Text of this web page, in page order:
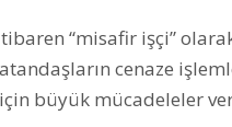
“misafir işçi”
cenaze
büyük mücadeleler